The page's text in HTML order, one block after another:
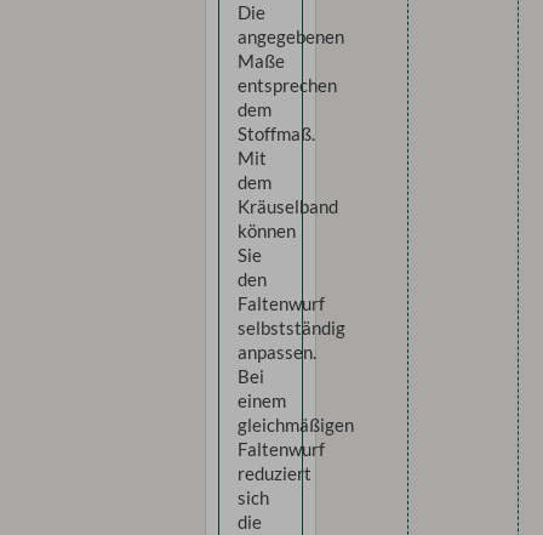
Die
angegebenen
Maße
entsprechen
dem
Stoffmaß.
Mit
dem
Kräuselband
können
Sie
den
Faltenwurf
selbstständig
anpassen.
Bei
einem
gleichmäßigen
Faltenwurf
reduziert
sich
die